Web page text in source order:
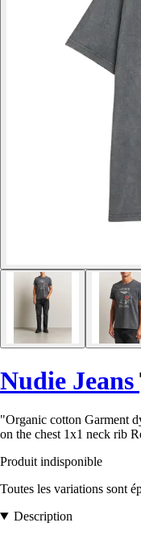
Nudie Jeans
"Organic cotton Garment
on the chest 1x1 neck rib
Produit indisponible
Toutes les variations sont
Description